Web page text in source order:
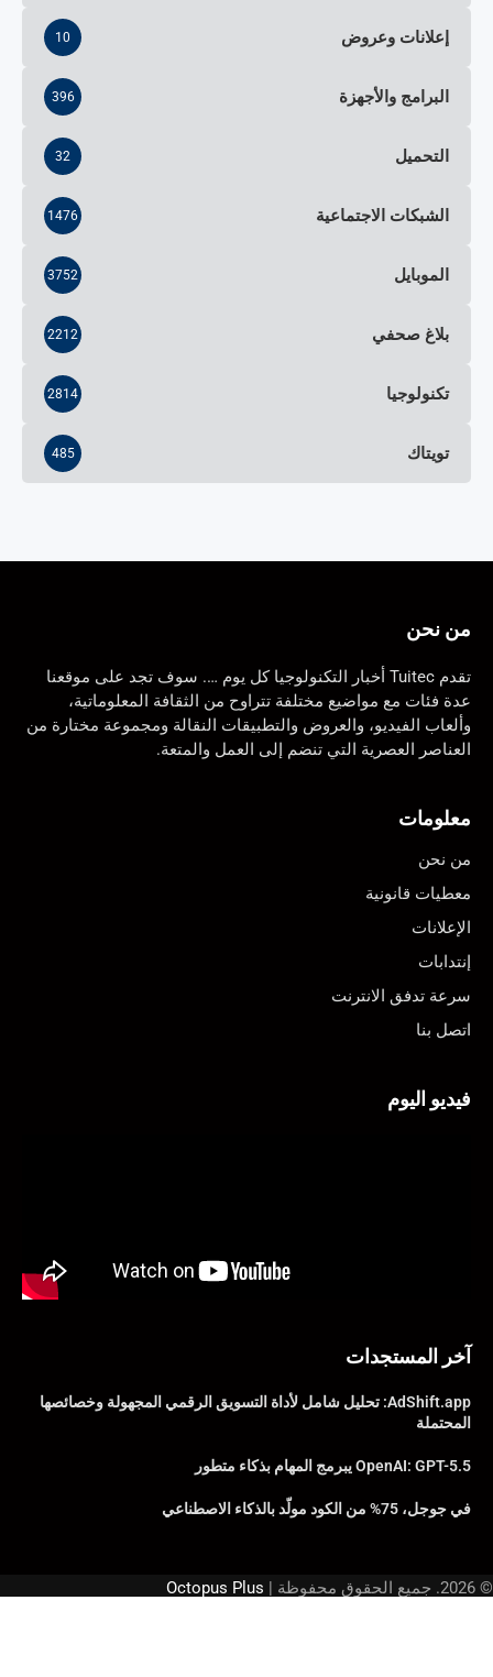
إعلانات وعروض 10
البرامج والأجهزة 396
التحميل 32
الشبكات الاجتماعية 1476
الموبايل 3752
بلاغ صحفي 2212
تكنولوجيا 2814
تويتاك 485
من نحن
تقدم Tuitec أخبار التكنولوجيا كل يوم …. سوف تجد على موقعنا
عدة فئات مع مواضيع مختلفة تتراوح من الثقافة المعلوماتية،
وألعاب الفيديو، والعروض والتطبيقات النقالة ومجموعة مختارة من
العناصر العصرية التي تنضم إلى العمل والمتعة.
معلومات
من نحن
معطيات قانونية
الإعلانات
إنتدابات
سرعة تدفق الانترنت
اتصل بنا
فيديو اليوم
آخر المستجدات
AdShift.app: تحليل شامل لأداة التسويق الرقمي المجهولة وخصائصها
المحتملة
OpenAI: GPT-5.5 يبرمج المهام بذكاء متطور
في جوجل، 75% من الكود مولّد بالذكاء الاصطناعي
© 2026. جميع الحقوق محفوظة | Octopus Plus